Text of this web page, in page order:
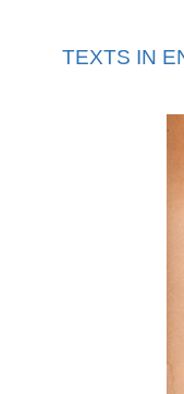
TEXTS IN